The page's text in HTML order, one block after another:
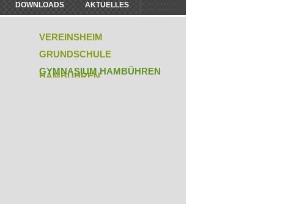
DOWNLOADS AKTUELLES
VEREINSHEIM
GRUNDSCHULE
HAMBÜHREN
GYMNASIUM HAMBÜHREN